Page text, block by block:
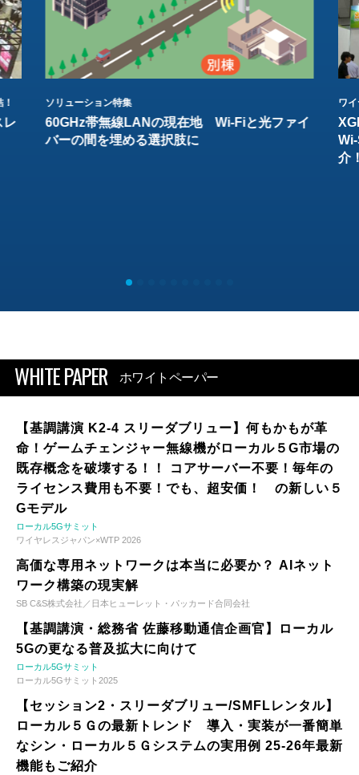
レ
ソリューション特集
60GHz帯無線LANの現在地 Wi-Fiと光ファイ
バーの間を埋める選択肢に
ワ
介
WHITE PAPER ホワイトペーパー
【基調講演 K2-4 スリーダブリュー】何もかもが革
命！ゲームチェンジャー無線機がローカル５G市場の
既存概念を破壊する！！ コアサーバー不要！毎年の
ライセンス費用も不要！でも、超安価！ の新しい５
Gモデル
ローカル5Gサミット
ワイヤレスジャパン×WTP 2026
高価な専用ネットワークは本当に必要か？ AIネット
ワーク構築の現実解
SB C&S株式会社／日本ヒューレット・パッカード合同会社
【基調講演・総務省 佐藤移動通信企画官】ローカル
5Gの更なる普及拡大に向けて
ローカル5Gサミット
ローカル5Gサミット2025
【セッション2・スリーダブリュー/SMFLレンタル】
ローカル５Ｇの最新トレンド 導入・実装が一番簡単
なシン・ローカル５Ｇシステムの実用例 25-26年最新
機能もご紹介